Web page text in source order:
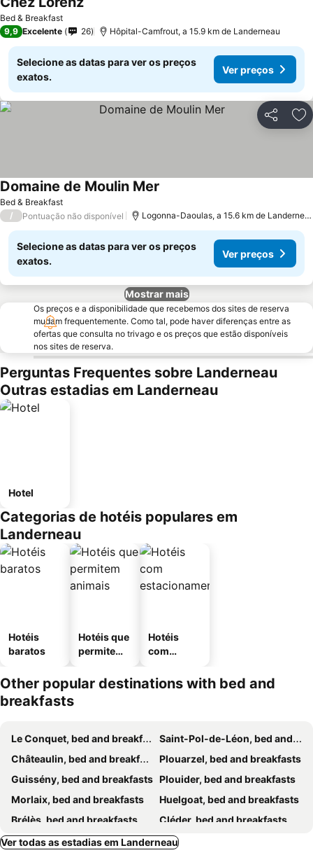
Bed & Breakfast
Ver preços
9,9 Excelente 26 Hôpital-Camfrout, a 15.9 km de Landerneau
Selecione as datas para ver os preços
exatos.
Ver preços
Partilhar
Bed & Breakfast
Domaine de Moulin Mer
/ Pontuação não disponível Logonna-Daoulas, a 15.6 km de
Selecione as datas para ver os preços
exatos.
Ver preços
Mostrar mais
Os preços e a disponibilidade que recebemos dos sites de reserva
mudam frequentemente. Como tal, pode haver diferenças entre as
ofertas que consulta no trivago e os preços que estão disponíveis
nos sites de reserva.
Perguntas Frequentes sobre Landerneau
Outras estadias em Landerneau
Hotel
Categorias de hotéis populares em
Landerneau
Hotéis
baratos
Hotéis que
permitem
Hotéis
com
mento
Other popular destinations with bed and
breakfasts
Le Conquet, bed and breakfasts
Saint-Pol-de-Léon, bed and breakfasts
Châteaulin, bed and breakfasts
Plouarzel, bed and breakfasts
Guissény, bed and breakfasts Plouider, bed and breakfasts
Morlaix, bed and breakfasts
Huelgoat, bed and breakfasts
Brélès, bed and breakfasts
Cléder, bed and breakfasts
Mahalon, bed and breakfasts
Lannilis, bed and breakfasts
Ver todas as estadias em Landerneau